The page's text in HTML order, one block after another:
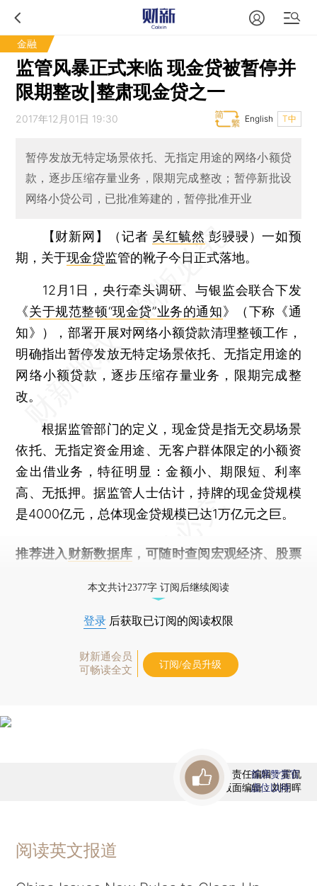
金融
监管风暴正式来临 现金贷被暂停并
限期整改|整肃现金贷之一
2017年12月01日 19:30 T中
English
暂停发放无特定场景依托、无指定用途的网络小额贷
款，逐步压缩存量业务，限期完成整改；暂停新批设
网络小贷公司，已批准筹建的，暂停批准开业
【财新网】（记者 吴红毓然 彭骎骎）一如预
期，关于现金贷监管的靴子今日正式落地。
12月1日，央行牵头调研、与银监会联合下发
《关于规范整顿“现金贷”业务的通知》（下称《通
知》），部署开展对网络小额贷款清理整顿工作，
明确指出暂停发放无特定场景依托、无指定用途的
网络小额贷款，逐步压缩存量业务，限期完成整
改。
根据监管部门的定义，现金贷是指无交易场景
依托、无指定资金用途、无客户群体限定的小额资
金出借业务，特征明显：金额小、期限短、利率
高、无抵押。据监管人士估计，持牌的现金贷规模
是4000亿元，总体现金贷规模已达1万亿元之巨。
推荐进入 财新数据库 ，可随时查阅宏观经济、股票
本文共计2377字 订阅后继续阅读
登录 后获取已订阅的阅读权限
财新通会员
可畅读全文
订阅/会员升级
责任编辑：霍侃
版面编辑：刘明晖
首席赞赏官
虚位以待
阅读英文报道